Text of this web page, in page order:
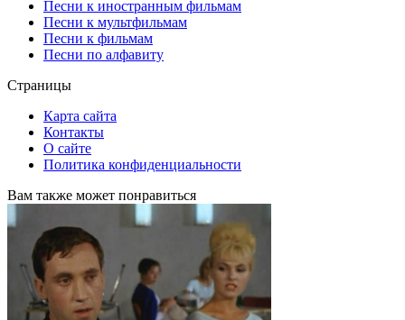
Песни к иностранным фильмам
Песни к мультфильмам
Песни к фильмам
Песни по алфавиту
Страницы
Карта сайта
Контакты
О сайте
Политика конфиденциальности
Вам также может понравиться